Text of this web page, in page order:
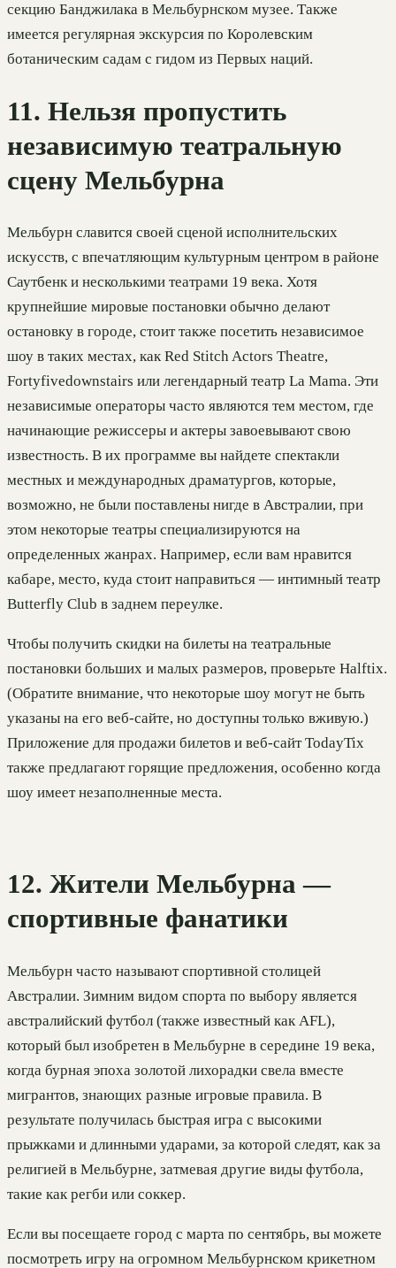
секцию Банджилака в Мельбурнском музее. Также
имеется регулярная экскурсия по Королевским
ботаническим садам с гидом из Первых наций.
11. Нельзя пропустить
независимую театральную
сцену Мельбурна
Мельбурн славится своей сценой исполнительских
искусств, с впечатляющим культурным центром в районе
Саутбенк и несколькими театрами 19 века. Хотя
крупнейшие мировые постановки обычно делают
остановку в городе, стоит также посетить независимое
шоу в таких местах, как Red Stitch Actors Theatre,
Fortyfivedownstairs или легендарный театр La Mama. Эти
независимые операторы часто являются тем местом, где
начинающие режиссеры и актеры завоевывают свою
известность. В их программе вы найдете спектакли
местных и международных драматургов, которые,
возможно, не были поставлены нигде в Австралии, при
этом некоторые театры специализируются на
определенных жанрах. Например, если вам нравится
кабаре, место, куда стоит направиться — интимный театр
Butterfly Club в заднем переулке.
Чтобы получить скидки на билеты на театральные
постановки больших и малых размеров, проверьте Halftix.
(Обратите внимание, что некоторые шоу могут не быть
указаны на его веб-сайте, но доступны только вживую.)
Приложение для продажи билетов и веб-сайт TodayTix
также предлагают горящие предложения, особенно когда
шоу имеет незаполненные места.
12. Жители Мельбурна —
спортивные фанатики
Мельбурн часто называют спортивной столицей
Австралии. Зимним видом спорта по выбору является
австралийский футбол (также известный как AFL),
который был изобретен в Мельбурне в середине 19 века,
когда бурная эпоха золотой лихорадки свела вместе
мигрантов, знающих разные игровые правила. В
результате получилась быстрая игра с высокими
прыжками и длинными ударами, за которой следят, как за
религией в Мельбурне, затмевая другие виды футбола,
такие как регби или соккер.
Если вы посещаете город с марта по сентябрь, вы можете
посмотреть игру на огромном Мельбурнском крикетном